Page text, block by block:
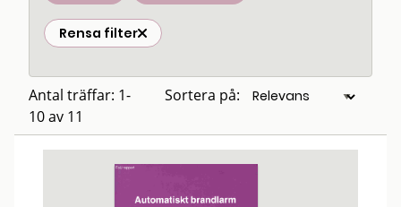
Rensa filter
Antal träffar: 1-
10 av 11
Sortera på: